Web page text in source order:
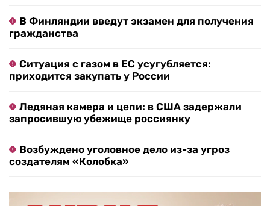
В Финляндии введут экзамен для получения
гражданства
Ситуация с газом в ЕС усугубляется:
приходится закупать у России
Ледяная камера и цепи: в США задержали
запросившую убежище россиянку
Возбуждено уголовное дело из-за угроз
создателям «Колобка»